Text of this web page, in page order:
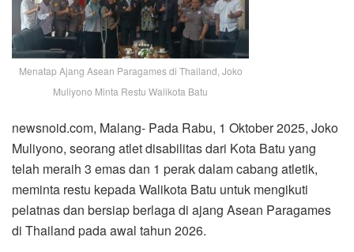
Menatap Ajang Asean Paragames di Thailand, Joko
Muliyono Minta Restu Walikota Batu
newsnoid.com, Malang- Pada Rabu, 1 Oktober 2025, Joko
Muliyono, seorang atlet disabilitas dari Kota Batu yang
telah meraih 3 emas dan 1 perak dalam cabang atletik,
meminta restu kepada Walikota Batu untuk mengikuti
pelatnas dan bersiap berlaga di ajang Asean Paragames
di Thailand pada awal tahun 2026.